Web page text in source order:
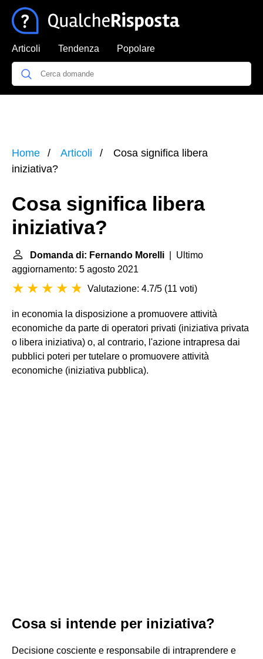
Articoli Tendenza Popolare
Home Articoli
Cosa significa libera
iniziativa?
Cosa significa libera
iniziativa?
Domanda di: Fernando Morelli | Ultimo
aggiornamento: 5 agosto 2021
Valutazione: 4.7/5 (11 voti)
in economia la disposizione a promuovere attività
economiche da parte di operatori privati (iniziativa privata
o libera iniziativa) o, al contrario, l'azione intrapresa dai
pubblici poteri per tutelare o promuovere attività
economiche (iniziativa pubblica).
Cosa si intende per iniziativa?
Decisione cosciente e responsabile di intraprendere e